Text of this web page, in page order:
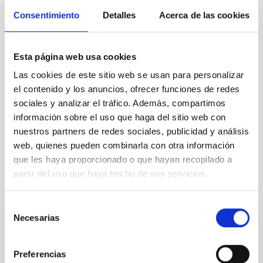
Consentimiento Detalles Acerca de las cookies
Esta página web usa cookies
Las cookies de este sitio web se usan para personalizar
el contenido y los anuncios, ofrecer funciones de redes
sociales y analizar el tráfico. Además, compartimos
información sobre el uso que haga del sitio web con
nuestros partners de redes sociales, publicidad y análisis
web, quienes pueden combinarla con otra información
que les haya proporcionado o que hayan recopilado a
partir del uso que haya hecho de sus servicios.
Necesarias
Preferencias
CON ÁRBITRO
Formación y Evolución de Galaxias (FYEG)
Galaxias activas
Objetos BL Lacertae
Galaxias de Markarian
Núcleos activos de galaxias
Blázares
Te puede interesar
Magnetic Field Alignment with Dense